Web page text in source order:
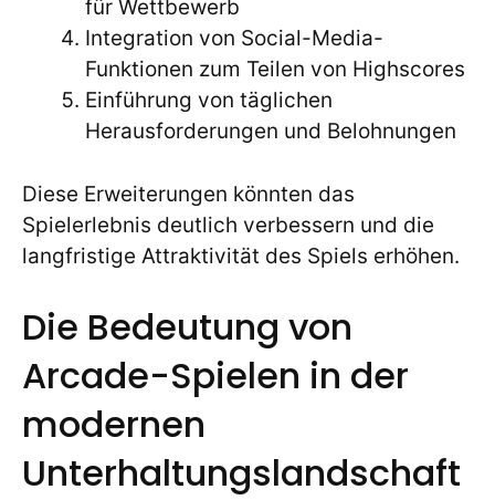
für Wettbewerb
Integration von Social-Media-
Funktionen zum Teilen von Highscores
Einführung von täglichen
Herausforderungen und Belohnungen
Diese Erweiterungen könnten das
Spielerlebnis deutlich verbessern und die
langfristige Attraktivität des Spiels erhöhen.
Die Bedeutung von
Arcade-Spielen in der
modernen
Unterhaltungslandschaft